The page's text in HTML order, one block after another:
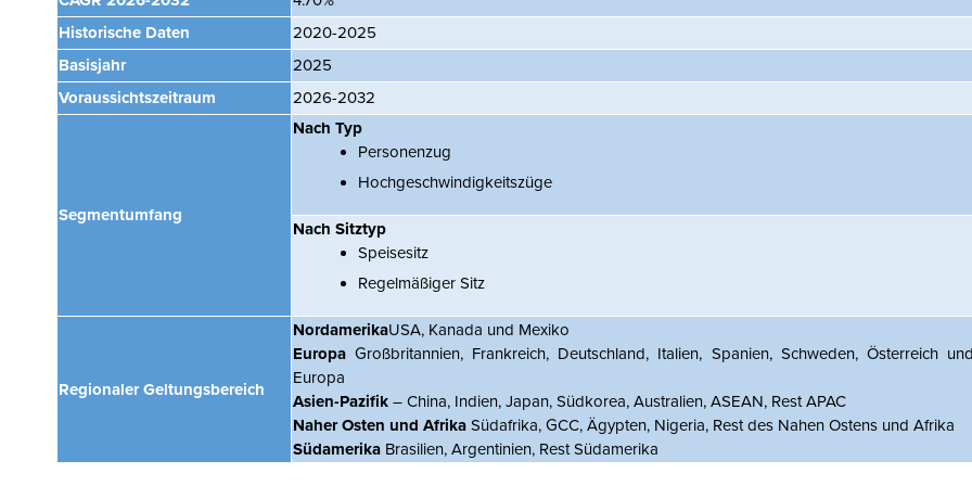
Historische Daten
2020-2025
Basisjahr
2025
Voraussichtszeitraum
2026-2032
Segmentumfang
Nach Typ
Personenzug
Hochgeschwindigkeitszüge
Nach Sitztyp
Speisesitz
Regelmäßiger Sitz
Regionaler Geltungsbereich
NordamerikaUSA, Kanada und Mexiko
EuropaGroßbritannien, Frankreich, Deutschland, Italien, Spanien, Schweden, Österreich
Europa
Asien-Pazifik – China, Indien, Japan, Südkorea, Australien, ASEAN, Rest APAC
Naher Osten und Afrika Südafrika, GCC, Ägypten, Nigeria, Rest des Nahen Ostens und Afrika
Südamerika Brasilien, Argentinien, Rest Südamerika